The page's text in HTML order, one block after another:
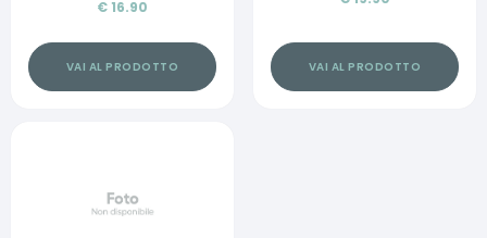
€ 16.90
VAI AL PRODOTTO VAI AL PRODOTTO